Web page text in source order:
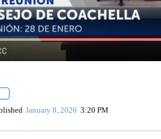
"" TO RECEIVE NOTIFICATIONS ABOUT NEW
January 8, 2026 3:20 PM